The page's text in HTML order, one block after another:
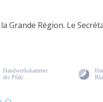
Région. Le